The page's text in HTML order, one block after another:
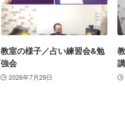
教室の様子／占い練習会&勉
強会
2026年7月29日